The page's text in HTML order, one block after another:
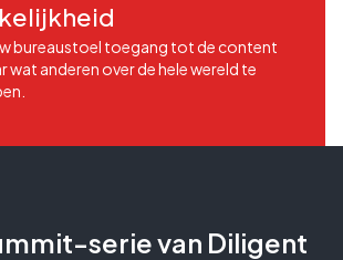
bureaustoel toegang tot de content
wat anderen over de hele wereld te
serie van Diligent